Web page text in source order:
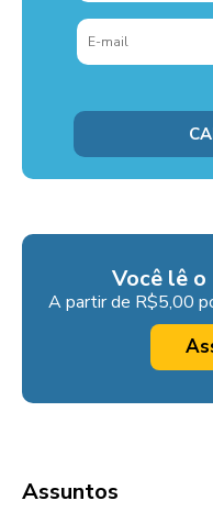
Você lê
A partir de R$5,00
Assuntos